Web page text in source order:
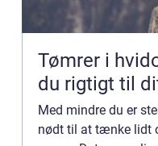
Tømrer i hvidovre
du rigtigt til
Med mindre du er
nødt til at tænke lidt